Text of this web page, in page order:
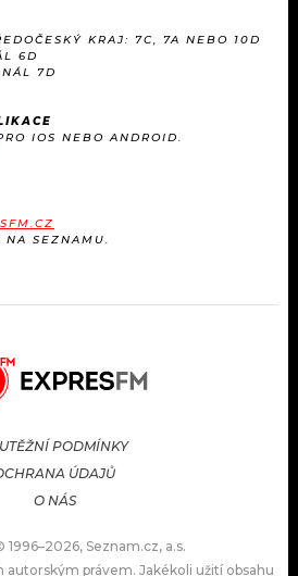
KRAJ: 7C, 7A NEBO 10D
6D
7D
IOS NEBO ANDROID.
NA SEZNAMU.
PODMÍNKY
ÚDAJŮ
O NÁS
Seznam.cz, a.s.
autorským právem. Jakékoli užití obsahu